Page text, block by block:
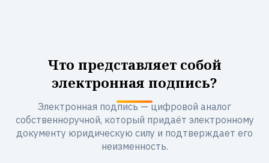
Что представляет собой
электронная подпись?
Электронная подпись — цифровой аналог
собственноручной, который придаёт электронному
документу юридическую силу и подтверждает его
неизменность.